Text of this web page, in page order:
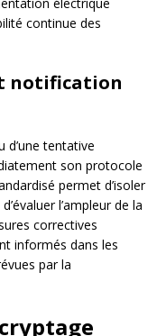
continue des
notification
d’une tentative
son protocole
permet d’isoler
l’ampleur de la
correctives
informés dans les
par la